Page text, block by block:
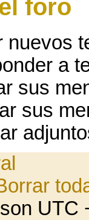
foro
nuevos
a
sus
sus
UTC